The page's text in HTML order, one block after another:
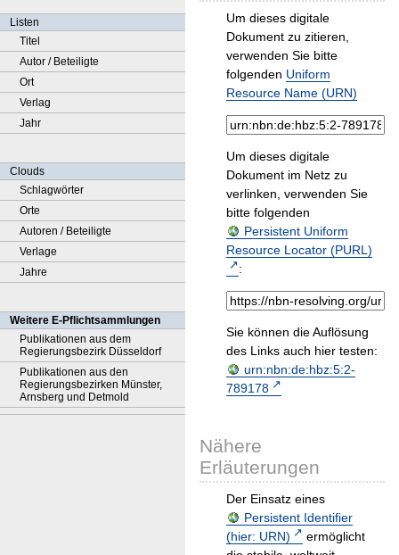
Listen
Titel
Autor / Beteiligte
Ort
Verlag
Jahr
Clouds
Schlagwörter
Orte
Autoren / Beteiligte
Verlage
Jahre
Weitere E-Pflichtsammlungen
Publikationen aus dem
Regierungsbezirk Düsseldorf
Publikationen aus den
Regierungsbezirken Münster,
Arnsberg und Detmold
Um dieses digitale
Dokument zu zitieren,
verwenden Sie bitte
folgenden Uniform
Resource Name (URN)
Um dieses digitale
Dokument im Netz zu
verlinken, verwenden Sie
bitte folgenden
Persistent Uniform
Resource Locator (PURL)
:
Sie können die Auflösung
des Links auch hier testen:
urn:nbn:de:hbz:5:2-
789178
Nähere
Erläuterungen
Der Einsatz eines
Persistent Identifier
(hier: URN)
ermöglicht